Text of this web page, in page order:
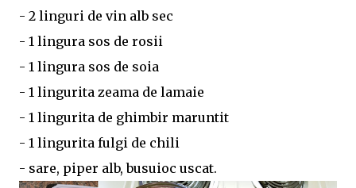
- 2 linguri de vin alb sec
- 1 lingura sos de rosii
- 1 lingura sos de soia
- 1 lingurita zeama de lamaie
- 1 lingurita de ghimbir maruntit
- 1 lingurita fulgi de chili
- sare, piper alb, busuioc uscat.